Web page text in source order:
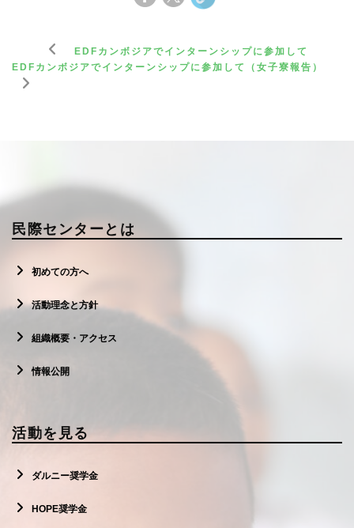
EDFカンボジアでインターンシップに参加して
EDFカンボジアでインターンシップに参加して（女子寮報告）
民際センターとは
初めての方へ
活動理念と方針
組織概要・アクセス
情報公開
活動を見る
ダルニー奨学金
HOPE奨学金